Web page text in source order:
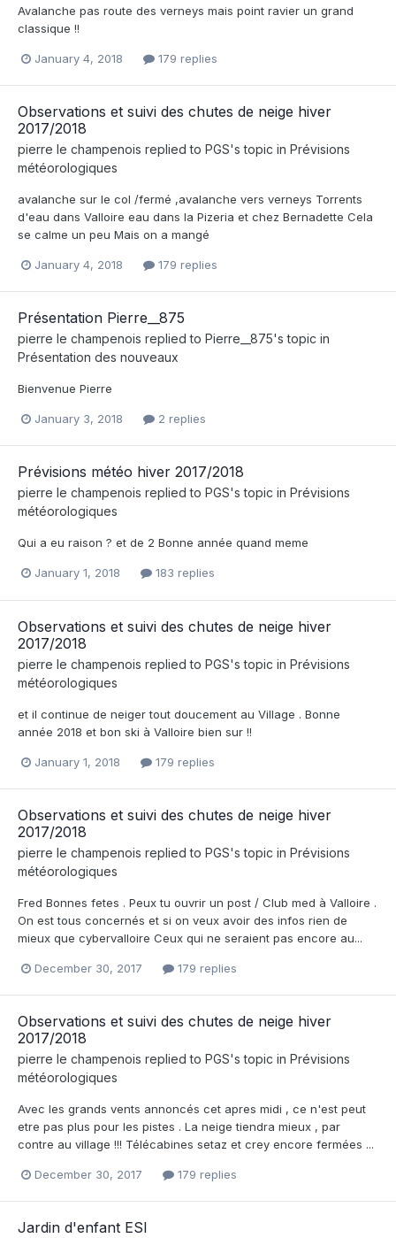
Avalanche pas route des verneys mais point ravier un grand
classique !!
January 4, 2018 179 replies
Observations et suivi des chutes de neige hiver
2017/2018
pierre le champenois replied to PGS's topic in Prévisions
météorologiques
avalanche sur le col /fermé ,avalanche vers verneys Torrents
d'eau dans Valloire eau dans la Pizeria et chez Bernadette Cela
se calme un peu Mais on a mangé
January 4, 2018 179 replies
Présentation Pierre__875
pierre le champenois replied to Pierre__875's topic in
Présentation des nouveaux
Bienvenue Pierre
January 3, 2018 2 replies
Prévisions météo hiver 2017/2018
pierre le champenois replied to PGS's topic in Prévisions
météorologiques
Qui a eu raison ? et de 2 Bonne année quand meme
January 1, 2018 183 replies
Observations et suivi des chutes de neige hiver
2017/2018
pierre le champenois replied to PGS's topic in Prévisions
météorologiques
et il continue de neiger tout doucement au Village . Bonne
année 2018 et bon ski à Valloire bien sur !!
January 1, 2018 179 replies
Observations et suivi des chutes de neige hiver
2017/2018
pierre le champenois replied to PGS's topic in Prévisions
météorologiques
Fred Bonnes fetes . Peux tu ouvrir un post / Club med à Valloire .
On est tous concernés et si on veux avoir des infos rien de
mieux que cybervalloire Ceux qui ne seraient pas encore au...
December 30, 2017 179 replies
Observations et suivi des chutes de neige hiver
2017/2018
pierre le champenois replied to PGS's topic in Prévisions
météorologiques
Avec les grands vents annoncés cet apres midi , ce n'est peut
etre pas plus pour les pistes . La neige tiendra mieux , par
contre au village !!! Télécabines setaz et crey encore fermées ...
December 30, 2017 179 replies
Jardin d'enfant ESI